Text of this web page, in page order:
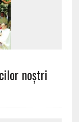
noștri